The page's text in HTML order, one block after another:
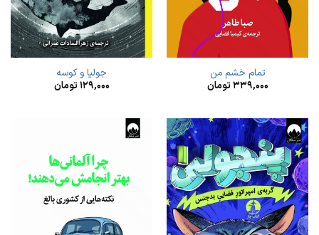
تمام خشم من
۳۳۹,۰۰۰تومان
جولیا و کوسه
۱۲۹,۰۰۰تومان